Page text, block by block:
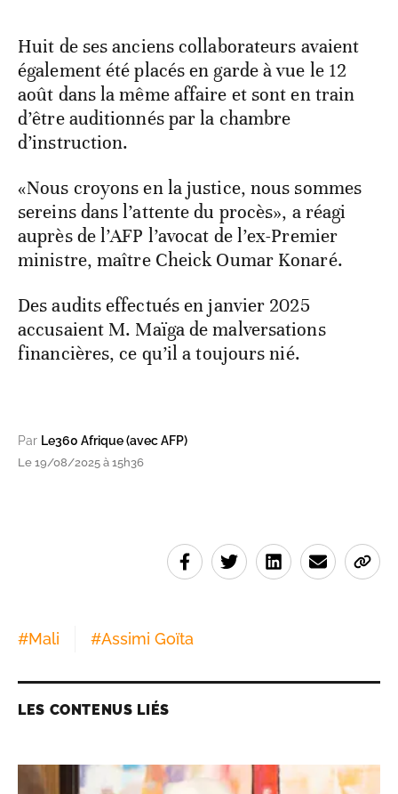
Huit de ses anciens collaborateurs avaient
également été placés en garde à vue le 12
août dans la même affaire et sont en train
d’être auditionnés par la chambre
d’instruction.
«Nous croyons en la justice, nous sommes
sereins dans l’attente du procès», a réagi
auprès de l’AFP l’avocat de l’ex-Premier
ministre, maître Cheick Oumar Konaré.
Des audits effectués en janvier 2025
accusaient M. Maïga de malversations
financières, ce qu’il a toujours nié.
Par Le360 Afrique (avec AFP)
Le 19/08/2025 à 15h36
#Mali #Assimi Goïta
LES CONTENUS LIÉS